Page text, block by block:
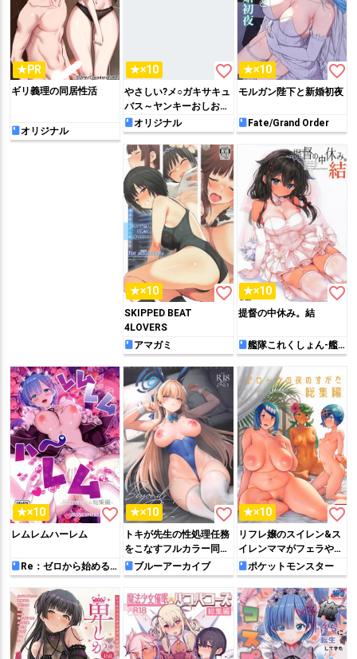
★PR
ギリ義理の同居性活
オリジナル
★×10 favorite_border
やさしい?メ○ガキサキュ
バス～ヤンキーおしおき
編～オリジナル
★×10 favorite_border
モルガン陛下と新婚初夜
Fate/Grand Order
★×10 favorite_border
SKIPPED BEAT
4LOVERS
アマガミ
★×10 favorite_border
提督の中休み。結
艦隊これくしょん-艦
これ-
★×10 favorite_border
レムレムハーレム
Re：ゼロから始める異
世界生活
★×10 favorite_border
トキが先生の性処理任務
をこなすフルカラー同人
誌!!ごっくんフェラをし
たりバックや騎乗位でハ
メて膣内射精されちゃう
♡
ブルーアーカイブ
★×10 favorite_border
リフレ嬢のスイレン&ス
イレンママがフェラやパ
イズリしたり、温泉でマ
オが正常位やバックで犯
されて絶頂する本などを
収録した総集編!!
ポケットモンスター